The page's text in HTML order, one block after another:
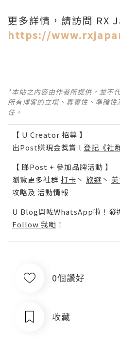
更多詳情，請訪問 RX
https://
*本站之內容由作者所提供，並不
所有博客的立場、真實性、準確
任。
【 U Creator 招募 】
出Post賺現金獎賞 l 登記《社
【 睇Post + 參加品牌活動 】
瀏覽更多社群 打卡 丶 旅遊 丶
攻略及 活動情報
U Blog開咗WhatsApp啦！發
Follow 我哋 ！
0個讚好
收藏